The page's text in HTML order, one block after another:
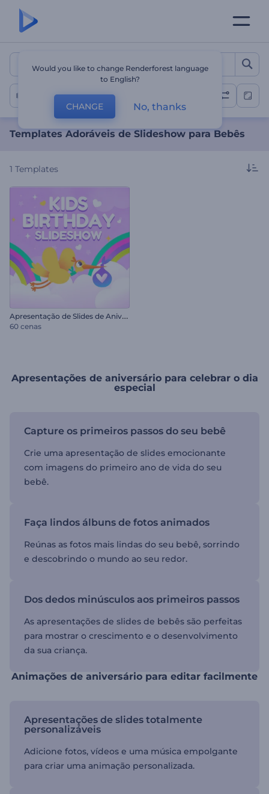
Templates Adoráveis de
Slideshow de Bebê
Templates Adoráveis de Slideshow para Bebês
1 Templates
A
presentação de Slides de Aniversário Infantil
60 cenas
Apresentações de aniversário para celebrar o dia
especial
Capture os primeiros passos do seu bebê
Crie uma apresentação de slides emocionante
com imagens do primeiro ano de vida do seu
bebê.
Faça lindos álbuns de fotos animados
Reúnas as fotos mais lindas do seu bebê, sorrindo
e descobrindo o mundo ao seu redor.
Dos dedos minúsculos aos primeiros passos
As apresentações de slides de bebês são perfeitas
para mostrar o crescimento e o desenvolvimento
da sua criança.
Animações de aniversário para editar facilmente
Apresentações de slides totalmente
personalizáveis
Adicione fotos, vídeos e uma música empolgante
para criar uma animação personalizada.
Would you like to change Renderforest language
to English?
CHANGE No, thanks